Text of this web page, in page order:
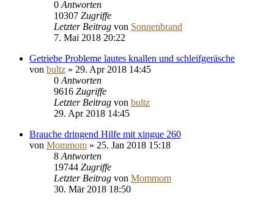
0 Antworten
10307 Zugriffe
Letzter Beitrag von Sonnenbrand
7. Mai 2018 20:22
Getriebe Probleme lautes knallen und schleifgeräsche
von bultz » 29. Apr 2018 14:45
0 Antworten
9616 Zugriffe
Letzter Beitrag von bultz
29. Apr 2018 14:45
Brauche dringend Hilfe mit xingue 260
von Mommom » 25. Jan 2018 15:18
8 Antworten
19744 Zugriffe
Letzter Beitrag von Mommom
30. Mär 2018 18:50